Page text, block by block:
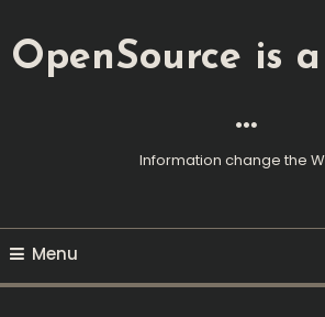
To
Content
OpenSource is
…
Information change the
Menu